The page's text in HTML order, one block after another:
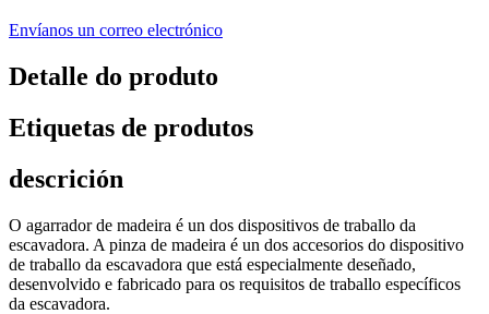
Envíanos un correo electrónico
Detalle do produto
Etiquetas de produtos
descrición
O agarrador de madeira é un dos dispositivos de traballo da
escavadora. A pinza de madeira é un dos accesorios do dispositivo
de traballo da escavadora que está especialmente deseñado,
desenvolvido e fabricado para os requisitos de traballo específicos
da escavadora.